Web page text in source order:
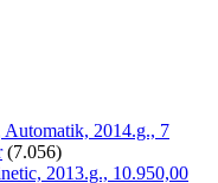
2014.g., 7
(7.056)
2013.g., 10.950,00